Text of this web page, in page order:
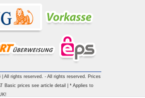
All rights reserved. - All rights reserved. Prices
Basic prices see article detail | * Applies to